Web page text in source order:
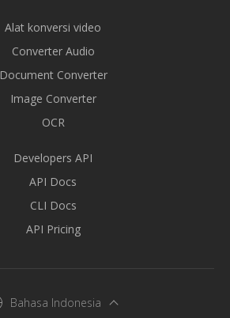
Alat konversi video
Converter Audio
Document Converter
Image Converter
OCR
Developers API
API Docs
CLI Docs
API Pricing
Bahasa Indonesia